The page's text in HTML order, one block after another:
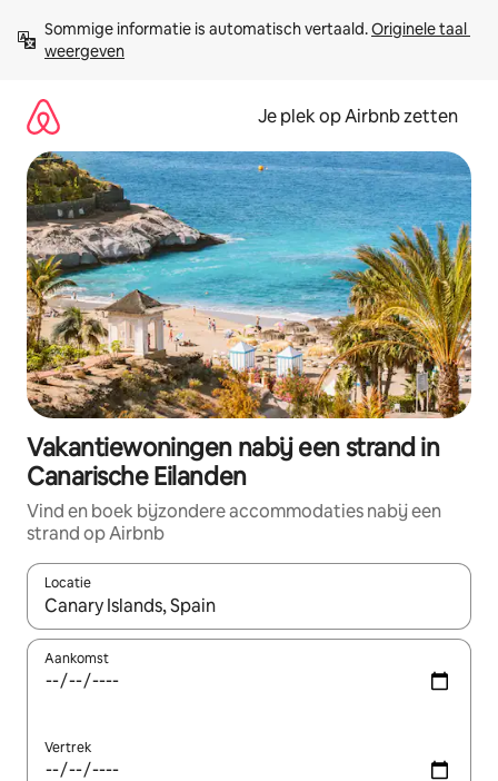
direct
naar
Sommige informatie is automatisch vertaald. Originele taal
weergeven
Je plek op Airbnb zetten
Vakantiewoningen nabij een strand in
Canarische Eilanden
Vind en boek bijzondere accommodaties nabij een
strand op Airbnb
Locatie
Wanneer er resultaten beschikbaar zijn, maak je een keuze
Aankomst
Vertrek